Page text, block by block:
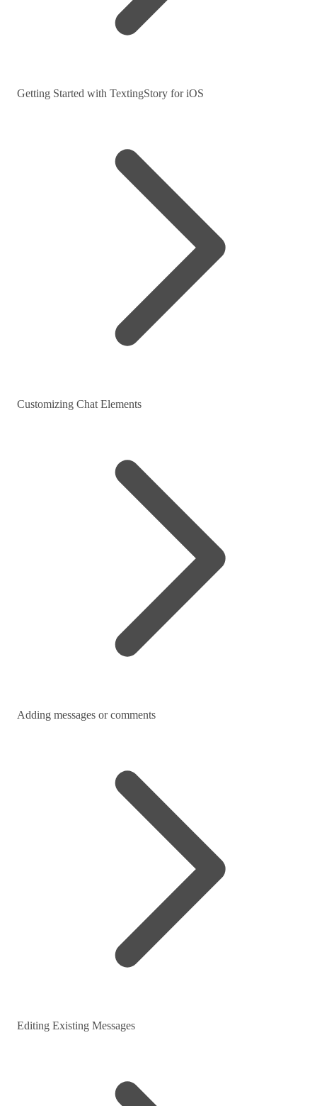
Getting Started with TextingStory for iOS
Customizing Chat Elements
Adding messages or comments
Editing Existing Messages